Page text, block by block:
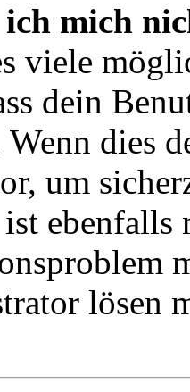
mich
viele
dein
dies
um
ebenfalls
lösen